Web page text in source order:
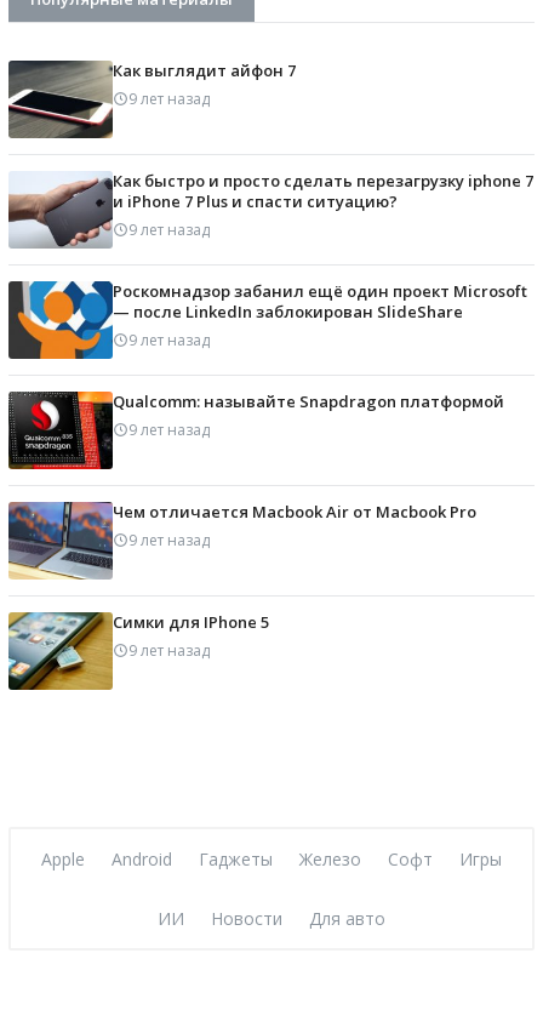
Как выглядит айфон 7
9 лет назад
Как быстро и просто сделать перезагрузку iphone 7
и iPhone 7 Plus и спасти ситуацию?
9 лет назад
Роскомнадзор забанил ещё один проект Microsoft
— после LinkedIn заблокирован SlideShare
9 лет назад
Qualcomm: называйте Snapdragon платформой
9 лет назад
Чем отличается Macbook Air от Macbook Pro
9 лет назад
Симки для IPhone 5
9 лет назад
Apple Android Гаджеты Железо Софт Игры
ИИ Новости Для авто